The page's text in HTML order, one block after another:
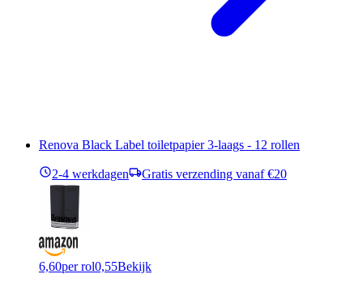
Renova Black Label toiletpapier 3-laags - 12 rollen
2-4 werkdagen Gratis verzending vanaf €20
6,60per rol0,55Bekijk